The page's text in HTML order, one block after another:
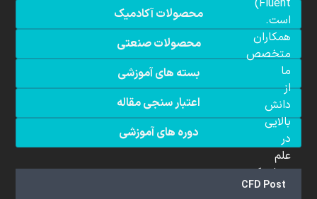
محصولات آکادمیک
محصولات صنعتی
بسته های آموزشی
اعتبار سنجی مقاله
دوره های آموزشی
CFD Post
Fluent)
است.
همکاران
متخصص
ما
از
دانش
بالایی
در
علم
دینامیک
سیالات